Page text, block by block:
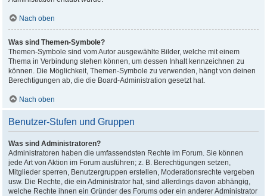
Nach oben
Was sind Themen-Symbole?
Themen-Symbole sind vom Autor ausgewählte Bilder, welche mit einem
Thema in Verbindung stehen können, um dessen Inhalt kennzeichnen zu
können. Die Möglichkeit, Themen-Symbole zu verwenden, hängt von deinen
Berechtigungen ab, die die Board-Administration gesetzt hat.
Nach oben
Benutzer-Stufen und Gruppen
Was sind Administratoren?
Administratoren haben die umfassendsten Rechte im Forum. Sie können
jede Art von Aktion im Forum ausführen; z. B. Berechtigungen setzen,
Mitglieder sperren, Benutzergruppen erstellen, Moderationsrechte vergeben
usw. Die Rechte, die ein Administrator hat, sind allerdings davon abhängig,
welche Rechte ihnen ein Gründer des Forums oder ein anderer Administrator